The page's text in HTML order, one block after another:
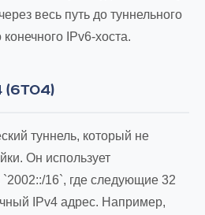
весь путь до туннельного
IPv6-хоста.
туннель, который не
Он использует
16`, где следующие 32
IPv4 адрес. Например,